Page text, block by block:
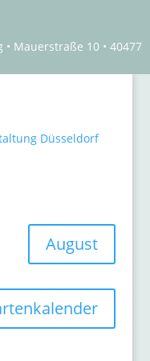
Mauerstraße 10 • 40477
August